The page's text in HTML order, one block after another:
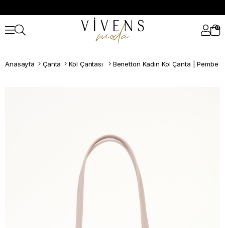
0
Anasayfa Çanta Kol Çantası Benetton Kadın Kol Çanta | Pembe